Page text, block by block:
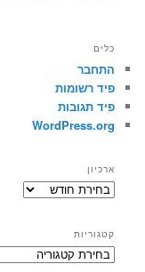
כלים
התחבר
פיד רשומות
פיד תגובות
WordPress.org
ארכיון
ארכיון
קטגוריות
קטגוריות